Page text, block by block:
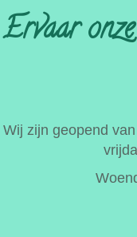
Ervaar
Wij zijn geopend